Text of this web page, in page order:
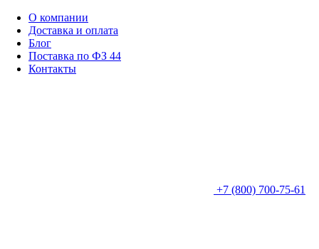
О компании
Доставка и оплата
Блог
Поставка по ФЗ 44
Контакты
+7 (800) 700-75-61